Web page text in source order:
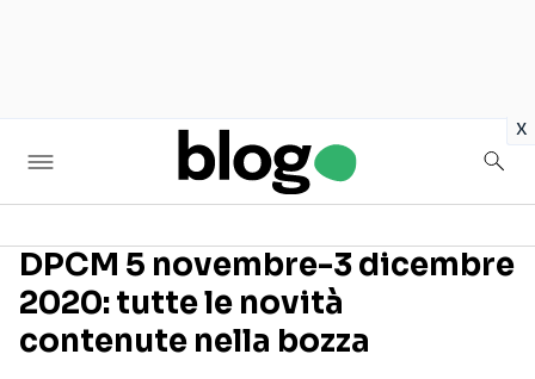
x
Seguici sui social
DPCM 5 novembre-3 dicembre
2020: tutte le novità
contenute nella bozza